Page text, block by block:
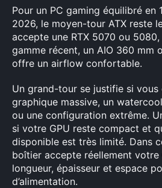
Pour un PC gaming équilibré en
2026, le moyen-tour ATX reste
accepte une RTX 5070 ou
gamme récent, un AIO 360 mm
offre un airflow confortable.
Un grand-tour se justifie si
graphique massive, un
ou une configuration extrême.
si votre GPU reste compact et
disponible est très limité. Dans
boîtier accepte réellement votre
longueur, épaisseur et espace
d’alimentation.